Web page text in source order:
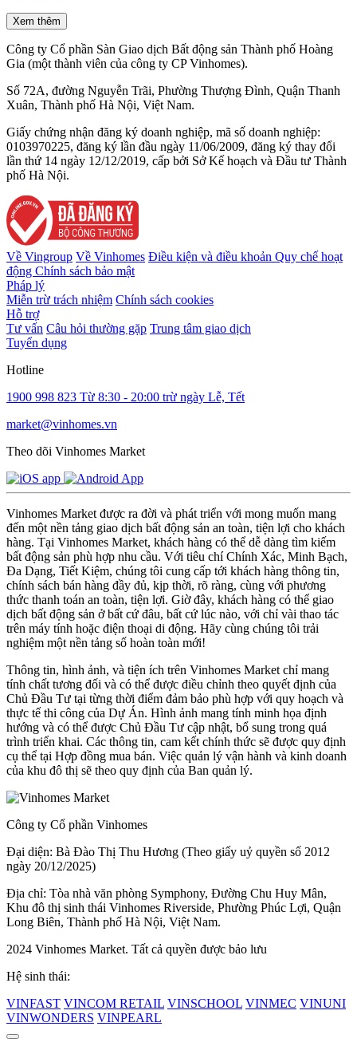
Xem thêm
Công ty Cổ phần Sàn Giao dịch Bất động sản Thành phố Hoàng
Gia (một thành viên của công ty CP Vinhomes).
Số 72A, đường Nguyễn Trãi, Phường Thượng Đình, Quận Thanh
Xuân, Thành phố Hà Nội, Việt Nam.
Giấy chứng nhận đăng ký doanh nghiệp, mã số doanh nghiệp:
0103970225, đăng ký lần đầu ngày 11/06/2009, đăng ký thay đổi
lần thứ 14 ngày 12/12/2019, cấp bởi Sở Kế hoạch và Đầu tư Thành
phố Hà Nội.
Về Vingroup Về Vinhomes Điều kiện và điều khoản Quy chế hoạt
động Chính sách bảo mật
Pháp lý
Miễn trừ trách nhiệm Chính sách cookies
Hỗ trợ
Tư vấn Câu hỏi thường gặp Trung tâm giao dịch
Tuyển dụng
Hotline
1900 998 823 Từ 8:30 - 20:00 trừ ngày Lễ, Tết
market@vinhomes.vn
Theo dõi Vinhomes Market
Vinhomes Market được ra đời và phát triển với mong muốn mang
đến một nền tảng giao dịch bất động sản an toàn, tiện lợi cho khách
hàng. Tại Vinhomes Market, khách hàng có thể dễ dàng tìm kiếm
bất động sản phù hợp nhu cầu. Với tiêu chí Chính Xác, Minh Bạch,
Đa Dạng, Tiết Kiệm, chúng tôi cung cấp tới khách hàng thông tin,
chính sách bán hàng đầy đủ, kịp thời, rõ ràng, cùng với phương
thức thanh toán an toàn, tiện lợi. Giờ đây, khách hàng có thể giao
dịch bất động sản ở bất cứ đâu, bất cứ lúc nào, với chỉ vài thao tác
trên máy tính hoặc điện thoại di động. Hãy cùng chúng tôi trải
nghiệm một nền tảng số hoàn toàn mới!
Thông tin, hình ảnh, và tiện ích trên Vinhomes Market chỉ mang
tính chất tương đối và có thể được điều chỉnh theo quyết định của
Chủ Đầu Tư tại từng thời điểm đảm bảo phù hợp với quy hoạch và
thực tế thi công của Dự Án. Hình ảnh mang tính minh họa định
hướng và có thể được Chủ Đầu Tư cập nhật, bổ sung trong quá
trình triển khai. Các thông tin, cam kết chính thức sẽ được quy định
cụ thể tại Hợp đồng mua bán. Việc quản lý vận hành và kinh doanh
của khu đô thị sẽ theo quy định của Ban quản lý.
Công ty Cổ phần Vinhomes
Đại diện: Bà Đào Thị Thu Hương (Theo giấy uỷ quyền số 2012
ngày 20/12/2025)
Địa chỉ: Tòa nhà văn phòng Symphony, Đường Chu Huy Mân,
Khu đô thị sinh thái Vinhomes Riverside, Phường Phúc Lợi, Quận
Long Biên, Thành phố Hà Nội, Việt Nam.
2024 Vinhomes Market. Tất cả quyền được bảo lưu
Hệ sinh thái:
VINFAST VINCOM RETAIL VINSCHOOL VINMEC VINUNI
VINWONDERS VINPEARL